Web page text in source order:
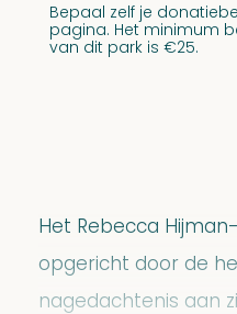
Bepaal zelf je
pagina. Het minimum
van dit park is €25.
Het Rebecca
opgericht door de
nagedachtenis aan